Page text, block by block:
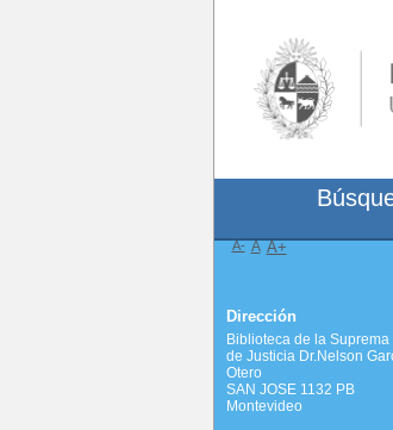
A- A A+
Dirección
Biblioteca de la Suprema
de Justicia Dr.Nelson
Otero
SAN JOSE 1132 PB
Montevideo